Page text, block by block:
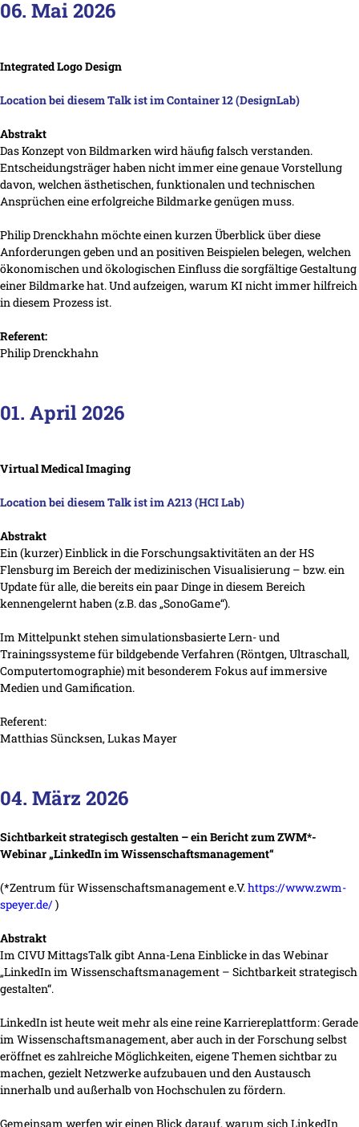
06. Mai 2026
Integrated Logo Design
Location bei diesem Talk ist im Container 12 (DesignLab)
Abstrakt
Das Konzept von Bildmarken wird häufig falsch verstanden.
Entscheidungsträger haben nicht immer eine genaue Vorstellung
davon, welchen ästhetischen, funktionalen und technischen
Ansprüchen eine erfolgreiche Bildmarke genügen muss.
Philip Drenckhahn möchte einen kurzen Überblick über diese
Anforderungen geben und an positiven Beispielen belegen, welchen
ökonomischen und ökologischen Einfluss die sorgfältige Gestaltung
einer Bildmarke hat. Und aufzeigen, warum KI nicht immer hilfreich
in diesem Prozess ist.
Referent:
Philip Drenckhahn
01. April 2026
Virtual Medical Imaging
Location bei diesem Talk ist im A213 (HCI Lab)
Abstrakt
Ein (kurzer) Einblick in die Forschungsaktivitäten an der HS
Flensburg im Bereich der medizinischen Visualisierung ­– bzw. ein
Update für alle, die bereits ein paar Dinge in diesem Bereich
kennengelernt haben (z.B. das „SonoGame“).
Im Mittelpunkt stehen simulationsbasierte Lern- und
Trainingssysteme für bildgebende Verfahren (Röntgen, Ultraschall,
Computertomographie) mit besonderem Fokus auf immersive
Medien und Gamification.
Referent:
Matthias Süncksen, Lukas Mayer
04. März 2026
Sichtbarkeit strategisch gestalten – ein Bericht zum ZWM*-
Webinar „LinkedIn im Wissenschaftsmanagement“
(*Zentrum für Wissenschaftsmanagement e.V.https://www.zwm-
speyer.de/)
Abstrakt
Im CIVU MittagsTalk gibt Anna-Lena Einblicke in das Webinar
„LinkedIn im Wissenschaftsmanagement – Sichtbarkeit strategisch
gestalten“.
LinkedIn ist heute weit mehr als eine reine Karriereplattform: Gerade
im Wissenschaftsmanagement, aber auch in der Forschung selbst
eröffnet es zahlreiche Möglichkeiten, eigene Themen sichtbar zu
machen, gezielt Netzwerke aufzubauen und den Austausch
innerhalb und außerhalb von Hochschulen zu fördern.
Gemeinsam werfen wir einen Blick darauf, warum sich LinkedIn